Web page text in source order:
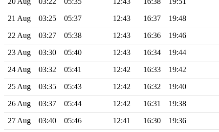
21 Aug 03:25 05:37 12:43 16:37 19:48
22 Aug 03:27 05:38 12:43 16:36 19:46
23 Aug 03:30 05:40 12:43 16:34 19:44
24 Aug 03:32 05:41 12:42 16:33 19:42
25 Aug 03:35 05:43 12:42 16:32 19:40
26 Aug 03:37 05:44 12:42 16:31 19:38
27 Aug 03:40 05:46 12:41 16:30 19:36